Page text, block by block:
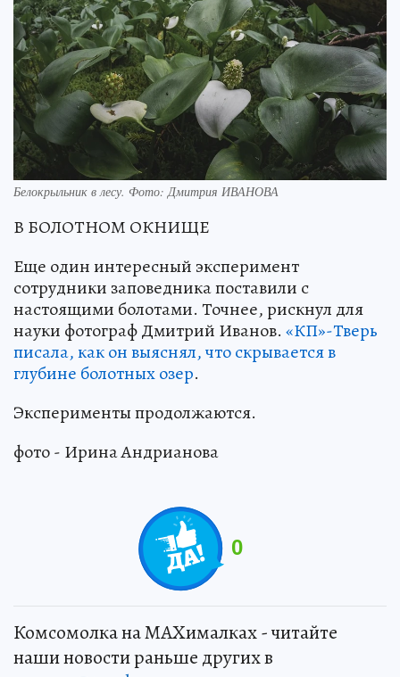
Белокрыльник в лесу. Фото: Дмитрия ИВАНОВА
В БОЛОТНОМ ОКНИЩЕ
Еще один интересный эксперимент
сотрудники заповедника поставили с
настоящими болотами. Точнее, рискнул для
науки фотограф Дмитрий Иванов. «КП»-Тверь
писала, как он выяснял, что скрывается в
глубине болотных озер.
Эксперименты продолжаются.
фото - Ирина Андрианова
0
Комсомолка на MAXималках - читайте
наши новости раньше других в